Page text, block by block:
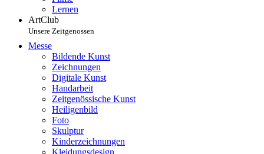
Lernen
ArtClub
Unsere Zeitgenossen
Messe
Bildende Kunst
Zeichnungen
Digitale Kunst
Handarbeit
Zeitgenössische Kunst
Heiligenbild
Foto
Skulptur
Kinderzeichnungen
Kleidungsdesign